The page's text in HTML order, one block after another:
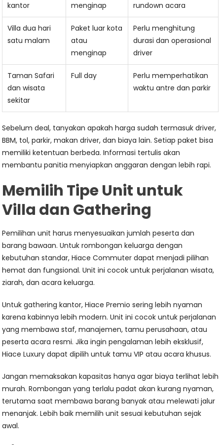
kantor
menginap
rundown acara
Villa dua hari
satu malam
Paket luar kota
atau
menginap
Perlu menghitung
durasi dan operasional
driver
Taman Safari
dan wisata
sekitar
Full day
Perlu memperhatikan
waktu antre dan parkir
Sebelum deal, tanyakan apakah harga sudah termasuk driver,
BBM, tol, parkir, makan driver, dan biaya lain. Setiap paket bisa
memiliki ketentuan berbeda. Informasi tertulis akan
membantu panitia menyiapkan anggaran dengan lebih rapi.
Memilih Tipe Unit untuk
Villa dan Gathering
Pemilihan unit harus menyesuaikan jumlah peserta dan
barang bawaan. Untuk rombongan keluarga dengan
kebutuhan standar, Hiace Commuter dapat menjadi pilihan
hemat dan fungsional. Unit ini cocok untuk perjalanan wisata,
ziarah, dan acara keluarga.
Untuk gathering kantor, Hiace Premio sering lebih nyaman
karena kabinnya lebih modern. Unit ini cocok untuk perjalanan
yang membawa staf, manajemen, tamu perusahaan, atau
peserta acara resmi. Jika ingin pengalaman lebih eksklusif,
Hiace Luxury dapat dipilih untuk tamu VIP atau acara khusus.
Jangan memaksakan kapasitas hanya agar biaya terlihat lebih
murah. Rombongan yang terlalu padat akan kurang nyaman,
terutama saat membawa barang banyak atau melewati jalur
menanjak. Lebih baik memilih unit sesuai kebutuhan sejak
awal.